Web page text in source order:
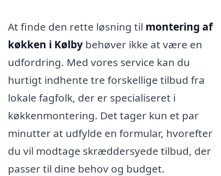
At finde den rette løsning til montering af
køkken i Kølby behøver ikke at være en
udfordring. Med vores service kan du
hurtigt indhente tre forskellige tilbud fra
lokale fagfolk, der er specialiseret i
køkkenmontering. Det tager kun et par
minutter at udfylde en formular, hvorefter
du vil modtage skræddersyede tilbud, der
passer til dine behov og budget.